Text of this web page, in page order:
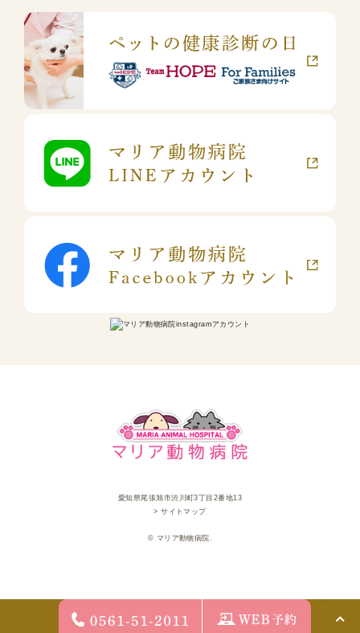
愛知県尾張旭市渋川町3丁目2番地13
> サイトマップ
© マリア動物病院.